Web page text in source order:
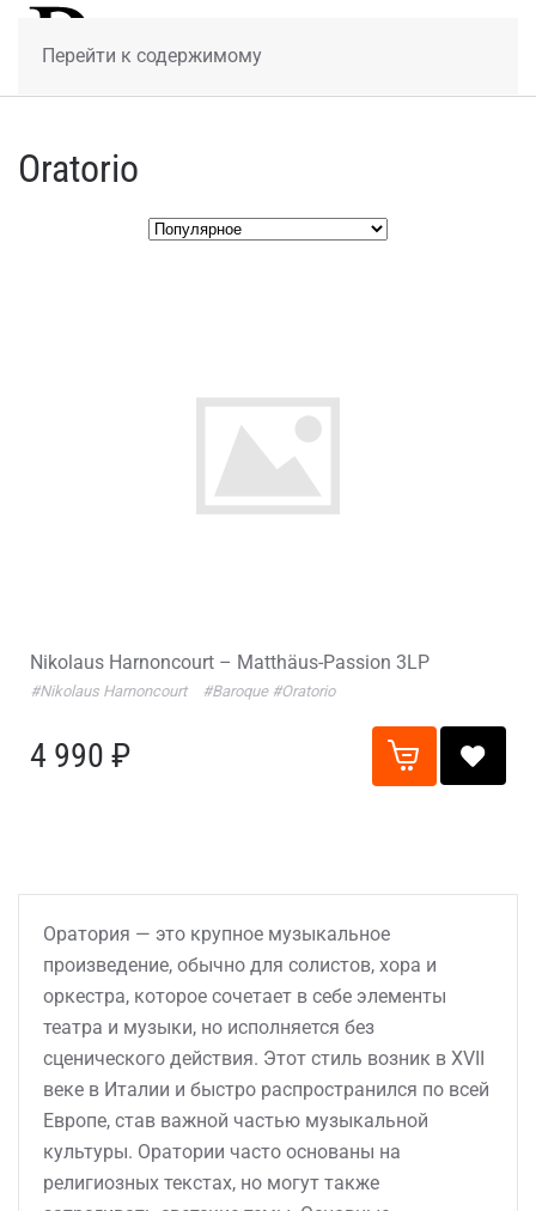
Перейти к содержимому
Oratorio
Nikolaus Harnoncourt – Matthäus-Passion 3LP
#Nikolaus Harnoncourt #Baroque #Oratorio
4 990 ₽
Оратория — это крупное музыкальное
произведение, обычно для солистов, хора и
оркестра, которое сочетает в себе элементы
театра и музыки, но исполняется без
сценического действия. Этот стиль возник в XVII
веке в Италии и быстро распространился по всей
Европе, став важной частью музыкальной
культуры. Оратории часто основаны на
религиозных текстах, но могут также